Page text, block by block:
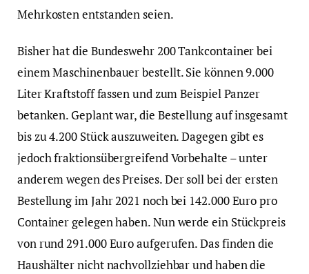
Mehrkosten entstanden seien.
Bisher hat die Bundeswehr 200 Tankcontainer bei
einem Maschinenbauer bestellt. Sie können 9.000
Liter Kraftstoff fassen und zum Beispiel Panzer
betanken. Geplant war, die Bestellung auf insgesamt
bis zu 4.200 Stück auszuweiten. Dagegen gibt es
jedoch fraktionsübergreifend Vorbehalte – unter
anderem wegen des Preises. Der soll bei der ersten
Bestellung im Jahr 2021 noch bei 142.000 Euro pro
Container gelegen haben. Nun werde ein Stückpreis
von rund 291.000 Euro aufgerufen. Das finden die
Haushälter nicht nachvollziehbar und haben die